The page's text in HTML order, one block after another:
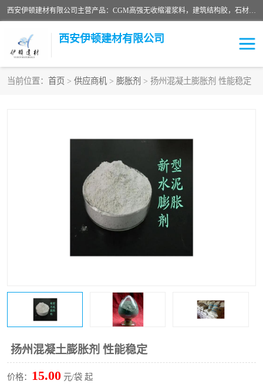
西安伊顿建材有限公司主营产品：CGM高强无收缩灌浆料，建筑结构胶，石材粘合剂，柔性防水材料，环氧修补砂浆等在各个行业得到了客户认可。
西安伊顿建材有限公司
当前位置： 首页 > 供应商机 > 膨胀剂 > 扬州混凝土膨胀剂 性能稳定
扬州混凝土膨胀剂 性能稳定
价格： 15.00 元/袋 起
水泥路面修补材料
沥青冷补料
速凝剂
碳布胶
融雪剂